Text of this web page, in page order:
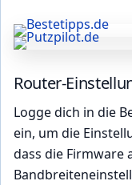
Router-
Logge dich in die
ein, um die
dass die Firmware